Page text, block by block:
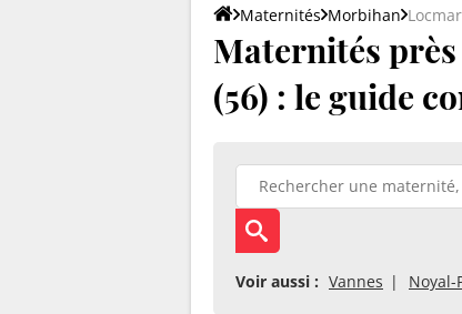
Maternités Morbihan
Maternités
(56) : le guide
Voir aussi : Vannes Noyal-